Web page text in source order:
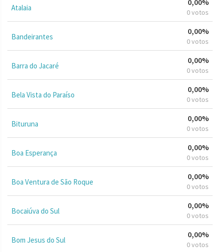
Atalaia 0 votos
Bandeirantes
0,00%
0 votos
Barra do Jacaré
0,00%
0 votos
Bela Vista do Paraíso
0,00%
0 votos
Bituruna
0,00%
0 votos
Boa Esperança
0,00%
0 votos
Boa Ventura de São Roque
0,00%
0 votos
Bocaiúva do Sul
0,00%
0 votos
Bom Jesus do Sul
0,00%
0 votos